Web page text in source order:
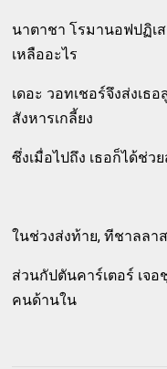
นาตาชา โรมานอฟปฏิเ
เหลืออะไร
เดอะ วอทเชอร์จึงส่งเธ
สังหารเกลี้ยง
ซึ่งเมื่อไปถึง เธอก็ได้ช่
ในช่วงส่งท้าย, ทีชาลลา
ส่วนกัปตันคาร์เตอร์ เจ
คนด้านใน